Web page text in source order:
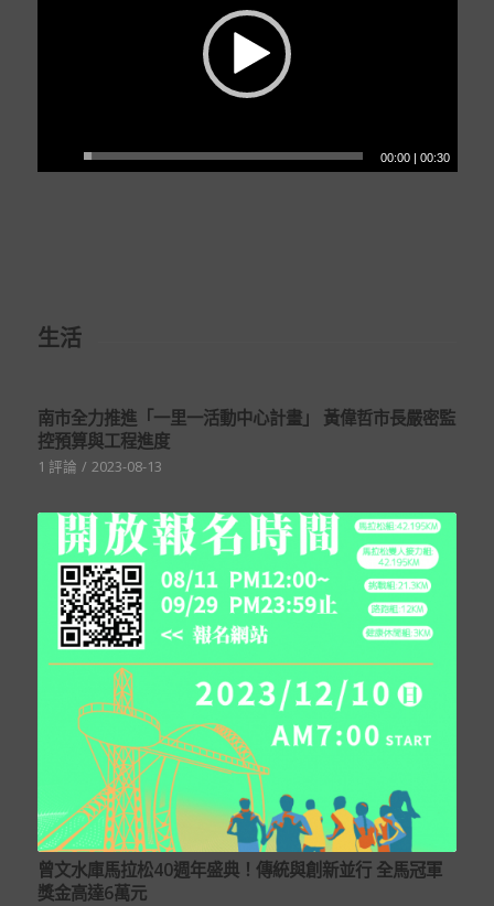
00:00 |00:30
生活
南市全力推進「一里一活動中心計畫」 黃偉哲市長嚴密監
控預算與工程進度
1 評論 / 2023-08-13
曾文水庫馬拉松40週年盛典！傳統與創新並行 全馬冠軍
獎金高達6萬元